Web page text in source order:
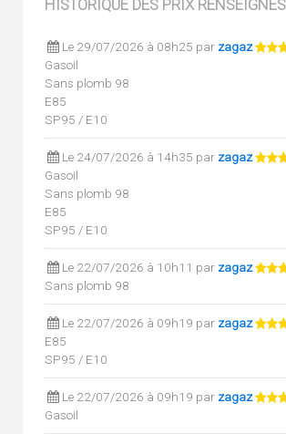
HISTORIQUE DES PRIX
Le 29/07/2026 à 08h25 par zagaz
Gasoil
Sans plomb 98
E85
SP95 / E10
Le 24/07/2026 à 14h35 par zagaz
Gasoil
Sans plomb 98
E85
SP95 / E10
Le 22/07/2026 à 10h11 par zagaz
Sans plomb 98
Le 22/07/2026 à 09h19 par zagaz
E85
SP95 / E10
Le 22/07/2026 à 09h19 par zagaz
Gasoil